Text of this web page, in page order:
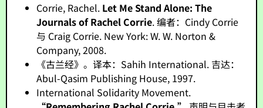
Corrie, Rachel. Let Me Stand Alone: The
Journals of Rachel Corrie. 编者：Cindy Corrie
与 Craig Corrie. New York: W. W. Norton &
Company, 2008.
《古兰经》。译本：Sahih International. 吉达：
Abul-Qasim Publishing House, 1997.
International Solidarity Movement.